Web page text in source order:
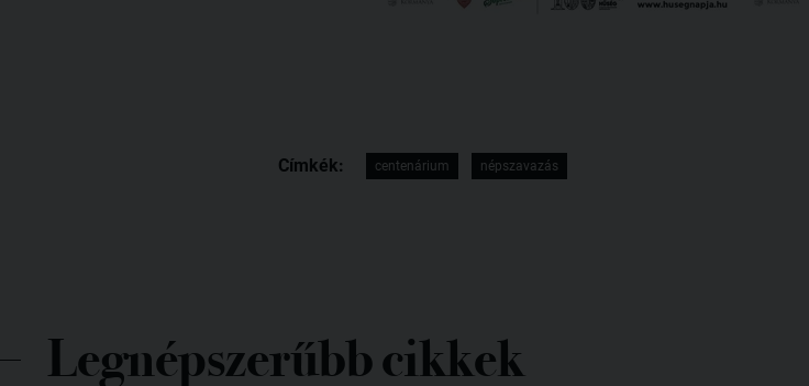
Címkék: centenárium népszavazás
Legnépszerűbb cikkek